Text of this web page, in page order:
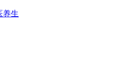
养生